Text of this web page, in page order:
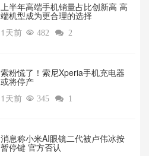
上半年高端手机销量占比创新高 高
端机型成为更合理的选择
1天前  482  2
索粉慌了！索尼Xperia手机充电器
或将停产
1天前  345  1
消息称小米AI眼镜二代被卢伟冰按
暂停键 官方否认